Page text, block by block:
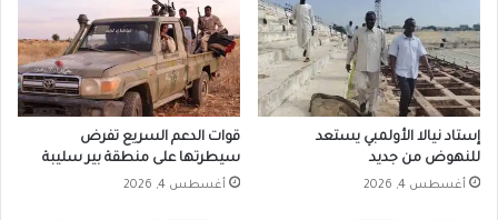
إستاد نيالا الأولمبي يستعد
للنهوض من جديد
أغسطس 4, 2026
قوات الدعم السريع تفرض
سيطرتها على منطقة بير سليبة
أغسطس 4, 2026